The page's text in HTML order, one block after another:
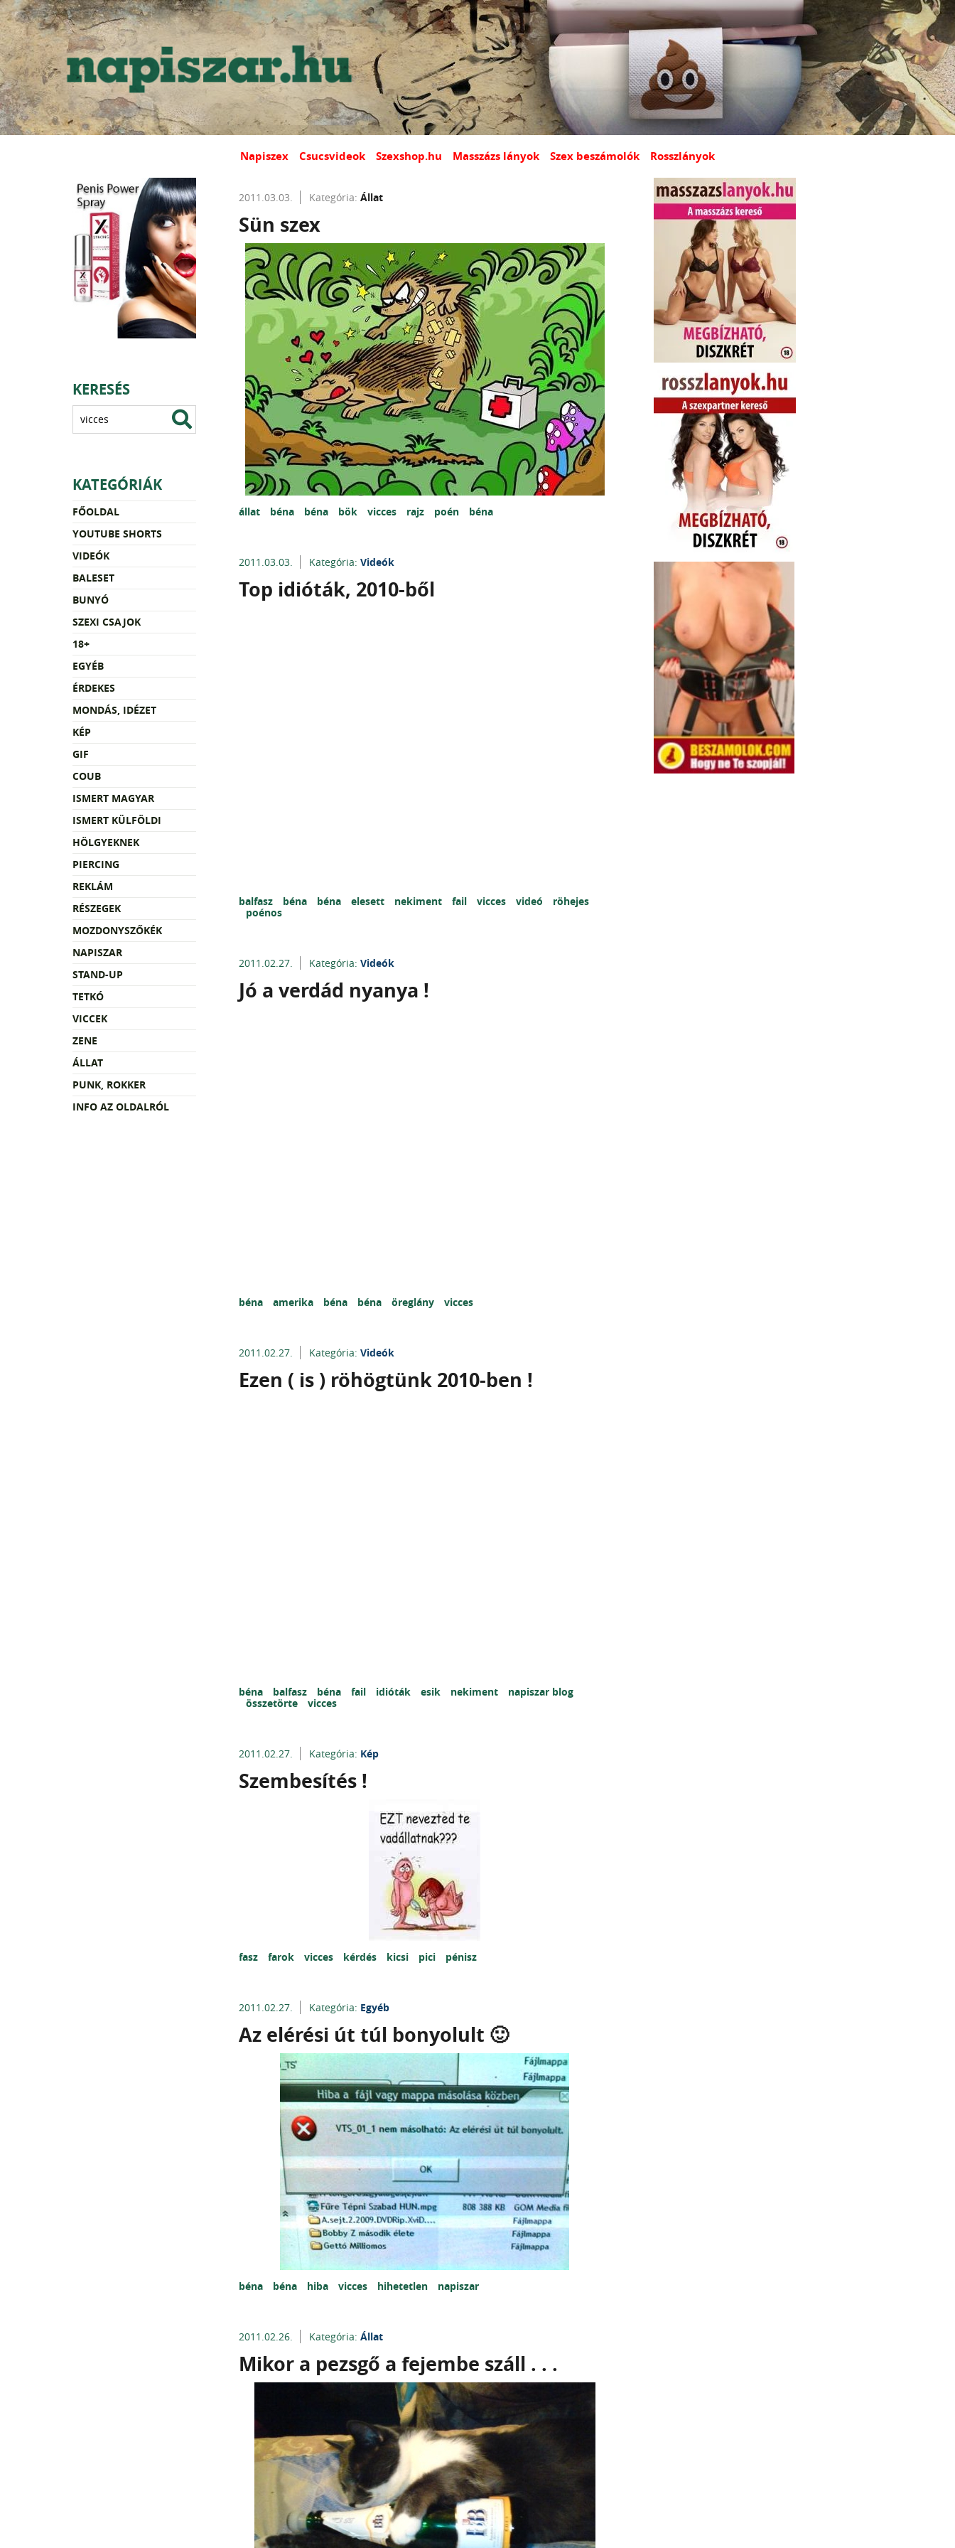
Napiszex Csucsvideok Szexshop.hu Masszázs lányok Szex beszámolók Rosszlányok
KERESÉS
KATEGÓRIÁK
FŐOLDAL
YOUTUBE SHORTS
VIDEÓK
BALESET
BUNYÓ
SZEXI CSAJOK
18+
EGYÉB
ÉRDEKES
MONDÁS, IDÉZET
KÉP
GIF
COUB
ISMERT MAGYAR
ISMERT KÜLFÖLDI
HÖLGYEKNEK
PIERCING
REKLÁM
RÉSZEGEK
MOZDONYSZŐKÉK
NAPISZAR
STAND-UP
TETKÓ
VICCEK
ZENE
ÁLLAT
PUNK, ROKKER
INFO AZ OLDALRÓL
2011.03.03. Kategória: Állat
Sün szex
állat béna béna bök vicces rajz poén béna
2011.03.03. Kategória: Videók
Top idióták, 2010-ből
balfasz béna béna elesett nekiment fail vicces videó
röhejes
poénos
2011.02.27. Kategória: Videók
Jó a verdád nyanya !
béna amerika béna béna öreglány vicces
2011.02.27. Kategória: Videók
Ezen ( is ) röhögtünk 2010-ben !
béna balfasz béna fail idióták esik nekiment
napiszar blog
összetörte
vicces
2011.02.27. Kategória: Kép
Szembesítés !
fasz farok vicces kérdés kicsi pici pénisz
2011.02.27. Kategória: Egyéb
Az elérési út túl bonyolult 🙂
béna béna hiba vicces hihetetlen napiszar
2011.02.26. Kategória: Állat
Mikor a pezsgő a fejembe száll . . .